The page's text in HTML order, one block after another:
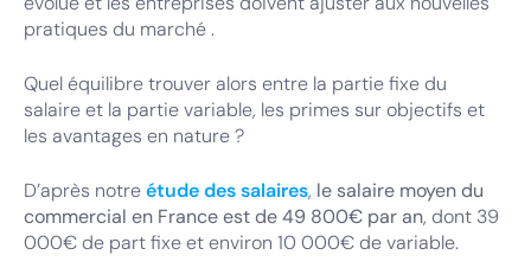
pratiques du marché .
Quel équilibre trouver alors entre la partie fixe du
salaire et la partie variable, les primes sur objectifs et
les avantages en nature ?
D’après notreétude des salaires, le salaire moyen du
commercial en France est de 49 800€ par an, dont 39
000€ de part fixe et environ 10 000€ de variable.